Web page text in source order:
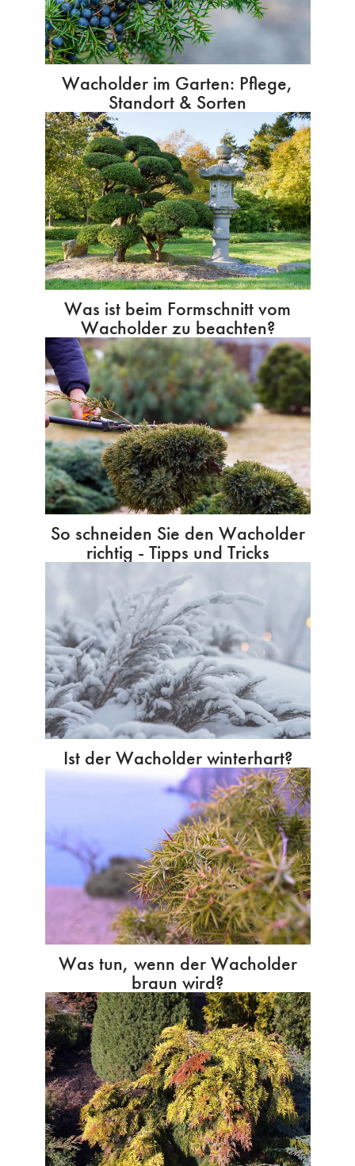
Wacholder im Garten: Pflege,
Standort & Sorten
Was ist beim Formschnitt vom
Wacholder zu beachten?
So schneiden Sie den Wacholder
richtig - Tipps und Tricks
Ist der Wacholder winterhart?
Was tun, wenn der Wacholder
braun wird?